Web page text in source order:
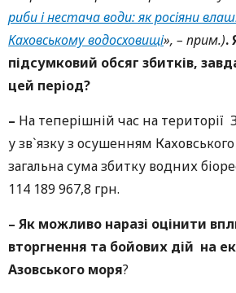
риби і нестача води: як росіяни
Каховському водосховищі», – прим.).
підсумковий обсяг збитків,
цей період?
– На теперішній час на території
у зв`язку з осушенням
загальна сума збитку водних
114 189 967,8 грн.
– Як можливо наразі оцінити
вторгнення та бойових дій на
Азовського моря?